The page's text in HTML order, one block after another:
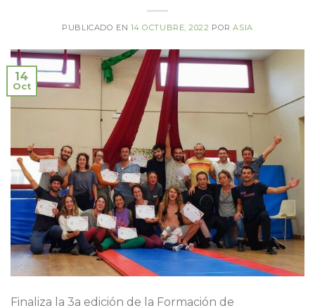
PUBLICADO EN 14 OCTUBRE, 2022 PORASIA
14
Oct
Finaliza la 3a edición de la Formación de